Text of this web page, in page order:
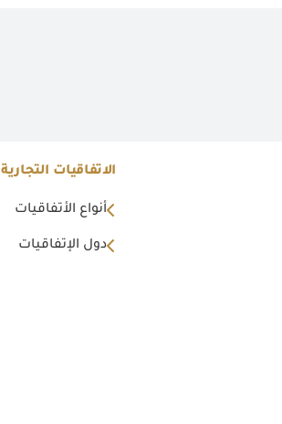
الاتفاقيات التجارية
أنواع الأتفاقيات
دول الإتفاقيات